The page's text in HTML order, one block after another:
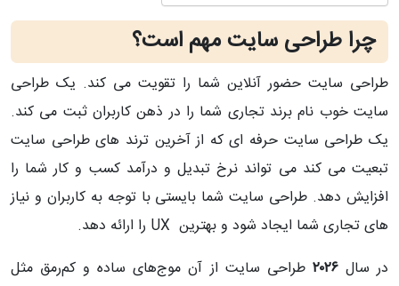
چرا طراحی سایت مهم است؟
طراحی سایت حضور آنلاین شما را تقویت می کند. یک طراحی
سایت خوب نام برند تجاری شما را در ذهن کاربران ثبت می کند.
یک طراحی سایت حرفه ای که از آخرین ترند های طراحی سایت
تبعیت می کند می تواند نرخ تبدیل و درآمد کسب و کار شما را
افزایش دهد. طراحی سایت شما بایستی با توجه به کاربران و نیاز
های تجاری شما ایجاد شود و بهترین UX را ارائه دهد.
در سال۲۰۲۶ طراحی سایت از آن موج‌های ساده و کم‌رمق مثل